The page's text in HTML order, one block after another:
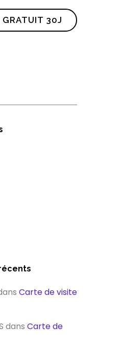
30J
Carte de visite
dans Carte de